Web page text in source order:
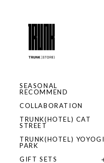
SEASONAL
RECOMMEND
COLLABORATION
TRUNK(HOTEL) CAT
STREET
TRUNK(HOTEL) YOYOGI
PARK
GIFT SETS